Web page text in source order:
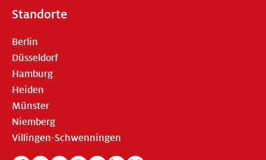
Standorte
Berlin
Düsseldorf
Hamburg
Heiden
Münster
Niemberg
Villingen-Schwenningen